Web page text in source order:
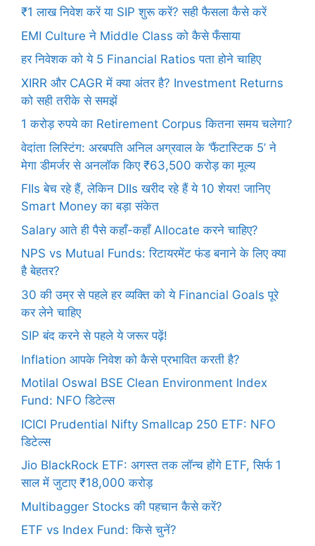
₹1 लाख निवेश करें या SIP शुरू करें? सही फैसला कैसे करें
EMI Culture ने Middle Class को कैसे फँसाया
हर निवेशक को ये 5 Financial Ratios पता होने चाहिए
XIRR और CAGR में क्या अंतर है? Investment Returns
को सही तरीके से समझें
1 करोड़ रुपये का Retirement Corpus कितना समय चलेगा?
वेदांता लिस्टिंग: अरबपति अनिल अग्रवाल के ‘फैंटास्टिक 5’ ने
मेगा डीमर्जर से अनलॉक किए ₹63,500 करोड़ का मूल्य
FIIs बेच रहे हैं, लेकिन DIIs खरीद रहे हैं ये 10 शेयर! जानिए
Smart Money का बड़ा संकेत
Salary आते ही पैसे कहाँ-कहाँ Allocate करने चाहिए?
NPS vs Mutual Funds: रिटायरमेंट फंड बनाने के लिए क्या
है बेहतर?
30 की उम्र से पहले हर व्यक्ति को ये Financial Goals पूरे
कर लेने चाहिए
SIP बंद करने से पहले ये जरूर पढ़ें!
Inflation आपके निवेश को कैसे प्रभावित करती है?
Motilal Oswal BSE Clean Environment Index
Fund: NFO डिटेल्स
ICICI Prudential Nifty Smallcap 250 ETF: NFO
डिटेल्स
Jio BlackRock ETF: अगस्त तक लॉन्च होंगे ETF, सिर्फ 1
साल में जुटाए ₹18,000 करोड़
Multibagger Stocks की पहचान कैसे करें?
ETF vs Index Fund: किसे चुनें?